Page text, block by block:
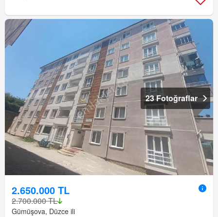
23 Fotoğraflar
2.650.000 TL
2.700.000 TL
Gümüşova, Düzce ili